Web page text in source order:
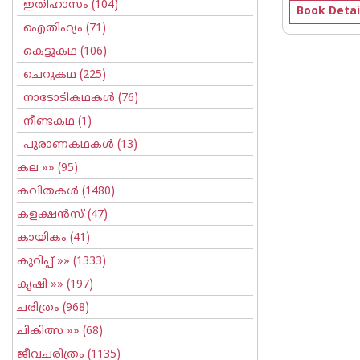
ഇതിഹാസം (104)
ഐതിഹ്യം (71)
കെട്ടുകഥ (106)
ചെറുകഥ (225)
നാടോടികഥകള്‍ (76)
നീണ്ടകഥ (1)
പുരാണകഥകള്‍ (13)
കല »» (95)
കവിതകള്‍ (1480)
കളക്ഷന്‍സ്(47)
കായികം (41)
കുറിപ്പ്‌ »» (1333)
കൃഷി »» (197)
ചരിത്രം (968)
ചികിത്സ »» (68)
ജീവചരിത്രം (1135)
Book